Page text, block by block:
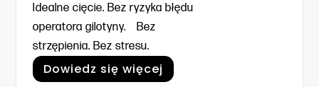
Idealne cięcie. Bez ryzyka błędu
operatora gilotyny. Bez
strzępienia. Bez stresu.
Dowiedz się więcej